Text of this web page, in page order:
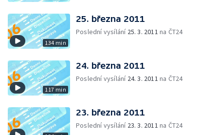
134 min
25. března 2011
Poslední vysílání 25. 3. 2011 na ČT24
117 min
24. března 2011
Poslední vysílání 24. 3. 2011 na ČT24
23. března 2011
Poslední vysílání 23. 3. 2011 na ČT24